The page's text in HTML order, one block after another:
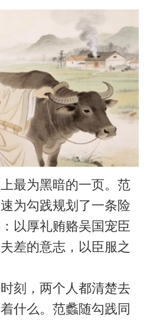
为黑暗的一页。范
为勾践规划了一条险
以厚礼贿赂吴国宠臣
差的意志，以臣服之
，两个人都清楚去
什么。范蠡随勾践同